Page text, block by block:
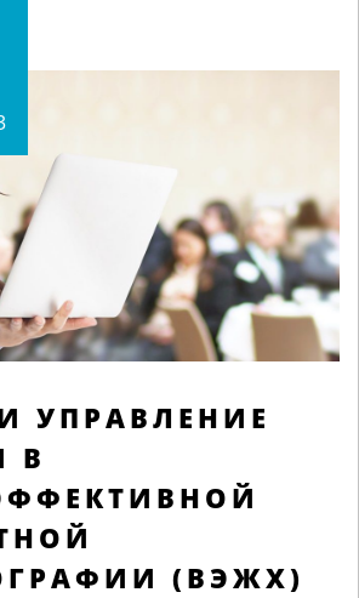
УПРАВЛЕНИЕ
В
(ВЭЖХ)